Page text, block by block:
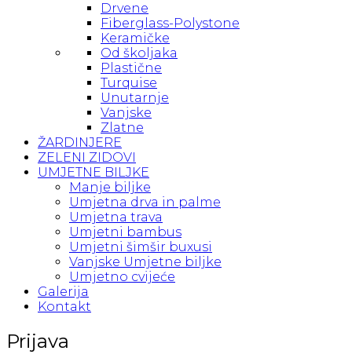
Drvene
Fiberglass-Polystone
Keramičke
Od školjaka
Plastične
Turquise
Unutarnje
Vanjske
Zlatne
ŽARDINJERE
ZELENI ZIDOVI
UMJETNE BILJKE
Manje biljke
Umjetna drva in palme
Umjetna trava
Umjetni bambus
Umjetni šimšir buxusi
Vanjske Umjetne biljke
Umjetno cvijeće
Galerija
Kontakt
Prijava